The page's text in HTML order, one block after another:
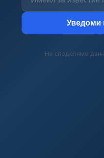
Уведоми
Не споделяме